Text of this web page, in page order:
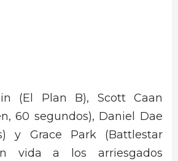
(El Plan B), Scott Caan
60 segundos), Daniel Dae
y Grace Park (Battlestar
vida a los arriesgados